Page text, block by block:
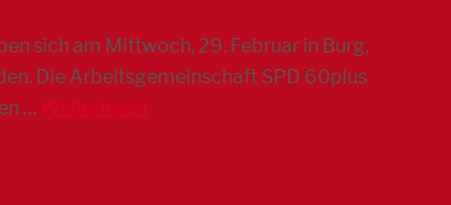
sich am Mittwoch, 29. Februar in Burg,
Die Arbeitsgemeinschaft SPD 60plus
… Weiterlesen